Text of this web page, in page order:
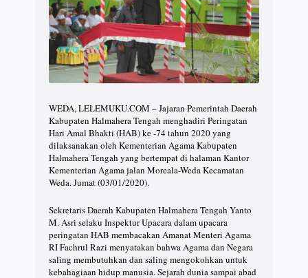
WEDA, LELEMUKU.COM – Jajaran Pemerintah Daerah
Kabupaten Halmahera Tengah menghadiri Peringatan
Hari Amal Bhakti (HAB) ke -74 tahun 2020 yang
dilaksanakan oleh Kementerian Agama Kabupaten
Halmahera Tengah yang bertempat di halaman Kantor
Kementerian Agama jalan Moreala-Weda Kecamatan
Weda. Jumat (03/01/2020).
Sekretaris Daerah Kabupaten Halmahera Tengah Yanto
M. Asri selaku Inspektur Upacara dalam upacara
peringatan HAB membacakan Amanat Menteri Agama
RI Fachrul Razi menyatakan bahwa Agama dan Negara
saling membutuhkan dan saling mengokohkan untuk
kebahagiaan hidup manusia. Sejarah dunia sampai abad